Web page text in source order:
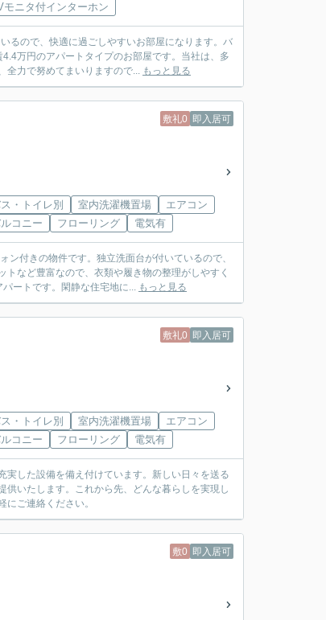
モニタ付インターホン
るので、快適に過ごしやすいお部屋になります。バ
万円のアパートタイプのお部屋です。当社は、多
全力で努めてまいりますので... もっと見る
敷礼0 即入居可
・トイレ別 室内洗濯機置場
エアコン
コニー
フローリング 電気有
付きの物件です。独立洗面台が付いているので、
など豊富なので、衣類や履き物の整理がしやすく
ートです。閑静な住宅地に... もっと見る
敷礼0 即入居可
・トイレ別 室内洗濯機置場
エアコン
コニー
フローリング 電気有
した設備を備え付けています。新しい日々を送る
いたします。これから先、どんな暮らしを実現し
ご連絡ください。
敷0 即入居可